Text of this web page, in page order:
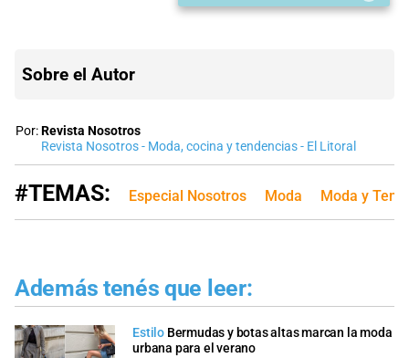
Sobre el Autor
Por:Revista Nosotros
Revista Nosotros - Moda, cocina y tendencias - El Litoral
#TEMAS: Especial Nosotros Moda Moda y
Además tenés que leer:
Estilo Bermudas y botas altas marcan la moda
urbana para el verano